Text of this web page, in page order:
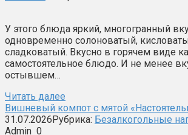
У этого блюда яркий, многогранный
одновременно солоноватый,
сладковатый. Вкусно в горячем виде
самостоятельное блюдо. И не менее
остывшем…
Читать далее
Вишневый компот с мятой
31.07.2026Рубрика: Безалкогольные
Admin 0